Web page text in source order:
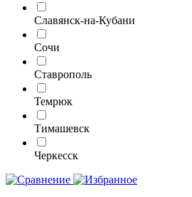
Славянск-на-Кубани
Сочи
Ставрополь
Темрюк
Тимашевск
Черкесск